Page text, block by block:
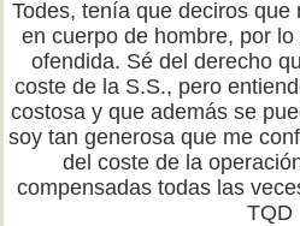
Todes, tenía que deciros
en cuerpo de hombre, por
ofendida. Sé del derecho
coste de la S.S., pero
costosa y que además se
soy tan generosa que me
del coste de la
compensadas todas las
TQD